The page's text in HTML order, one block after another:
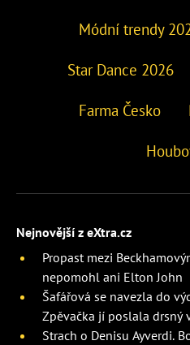
Módní trendy
Star Dance 2026
Farma Česko
Nejnovější z eXtra.cz
Propast mezi
nepomohl ani Elton John
Šafářová se navezla do
Zpěvačka jí poslala drsný
Strach o Denisu Ayverdi.